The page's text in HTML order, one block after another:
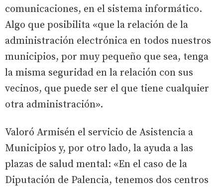
comunicaciones, en el sistema informático.
Algo que posibilita «que la relación de la
administración electrónica en todos nuestros
municipios, por muy pequeño que sea, tenga
la misma seguridad en la relación con sus
vecinos, que puede ser el que tiene cualquier
otra administración».
Valoró Armisén el servicio de Asistencia a
Municipios y, por otro lado, la ayuda a las
plazas de salud mental: «En el caso de la
Diputación de Palencia, tenemos dos centros